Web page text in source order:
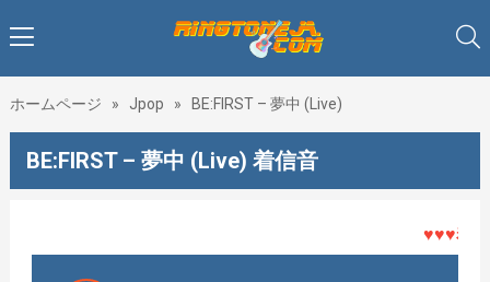
ホームページ » Jpop » BE:FIRST – 夢中 (Live)
BE:FIRST – 夢中 (Live) 着信音
♥♥♥着メロ